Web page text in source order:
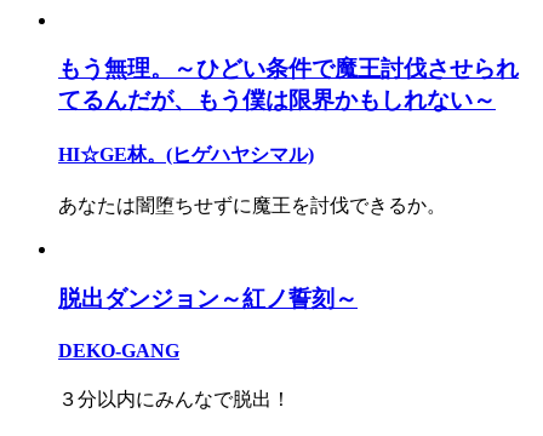
もう無理。～ひどい条件で魔王討伐させられ
てるんだが、もう僕は限界かもしれない～
HI☆GE林。(ヒゲハヤシマル)
あなたは闇堕ちせずに魔王を討伐できるか。
脱出ダンジョン～紅ノ誓刻～
DEKO-GANG
３分以内にみんなで脱出！